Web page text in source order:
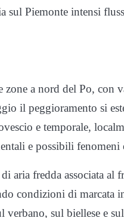
sul Piemonte intensi
zone a nord del Po, con
il peggioramento si
e temporale,
e possibili
aria fredda associata al
condizioni di marcata
verbano, sul biellese e